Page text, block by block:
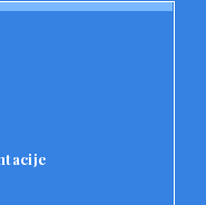
je priprema
učitavaju svoje
za prevod.